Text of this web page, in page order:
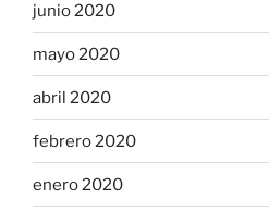
junio 2020
mayo 2020
abril 2020
febrero 2020
enero 2020